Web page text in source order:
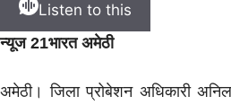
Listen to this
न्यूज 21भारत अमेठी
अमेठी। जिला प्रोबेशन अधिकारी